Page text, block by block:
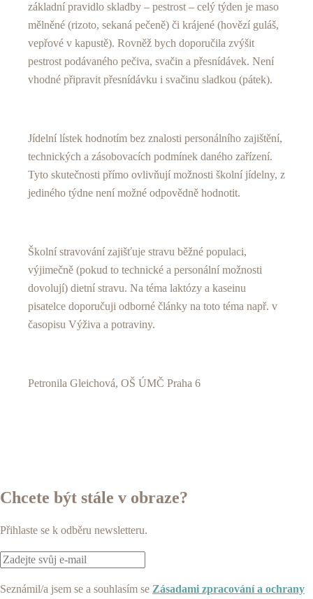
základní pravidlo skladby – pestrost – celý týden je maso
mělněné (rizoto, sekaná pečeně) či krájené (hovězí guláš,
vepřové v kapustě). Rovněž bych doporučila zvýšit
pestrost podávaného pečiva, svačin a přesnídávek. Není
vhodné připravit přesnídávku i svačinu sladkou (pátek).
Jídelní lístek hodnotím bez znalosti personálního zajištění,
technických a zásobovacích podmínek daného zařízení.
Tyto skutečnosti přímo ovlivňují možnosti školní jídelny, z
jediného týdne není možné odpovědně hodnotit.
Školní stravování zajišťuje stravu běžné populaci,
výjimečně (pokud to technické a personální možnosti
dovolují) dietní stravu. Na téma laktózy a kaseinu
pisatelce doporučuji odborné články na toto téma např. v
časopisu Výživa a potraviny.
Petronila Gleichová, OŠ ÚMČ Praha 6
Chcete být stále v obraze?
Přihlaste se k odběru newsletteru.
Seznámil/a jsem se a souhlasím se Zásadami zpracování a ochrany